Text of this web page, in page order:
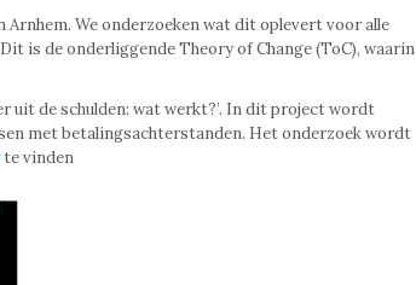
We onderzoeken wat dit oplevert voor alle
is de onderliggende Theory of Change (ToC), waarin
uit de schulden: wat werkt?’. In dit project wordt
met betalingsachterstanden. Het onderzoek wordt
te vinden